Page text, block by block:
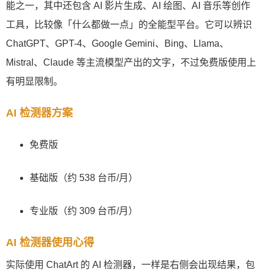
能之一，其中还包含 AI 影片生成、AI 绘图、AI 音乐等创作
工具，比较像「什么都做一点」的全能型平台。它可以辨识
ChatGPT、GPT-4、Google Gemini、Bing、Llama、
Mistral、Claude 等主流模型产出的文字，不过免费版使用上
有明显限制。
AI 检测器方案
免费版
基础版（约 538 台币/月）
专业版（约 309 台币/月）
AI 检测器使用心得
实际使用 ChatArt 的 AI 检测器，一样是右侧会出现结果，包